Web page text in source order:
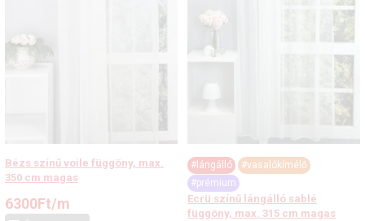
Bézs színű voile függöny, max.
350 cm magas
6300Ft/m
#lángálló
#vasalókímélő
#prémium
Ecrü színű lángálló sablé
függöny, max. 315 cm magas